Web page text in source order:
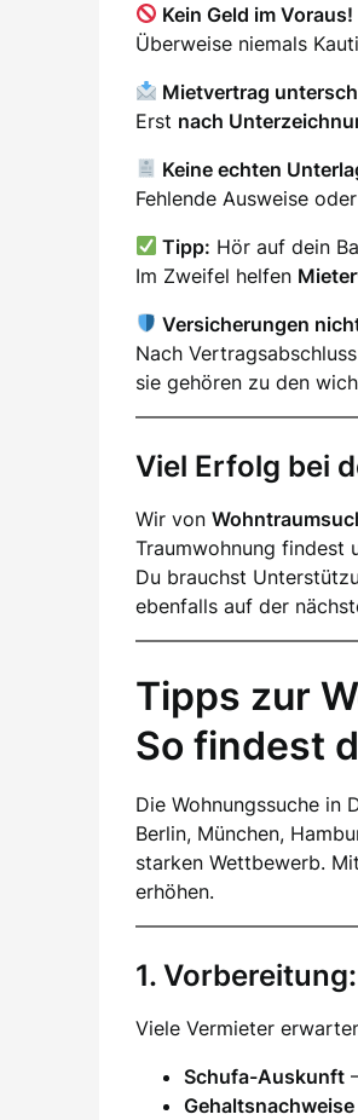
Kein Geld im Voraus!
Überweise niemals
Mietvertrag
Erst nach
Keine echten
Fehlende Ausweise
Tipp: Hör auf dein
Im Zweifel helfen
Versicherungen
Nach
sie gehören zu den
Viel Erfolg bei
Wir von
Traumwohnung findest
Du brauchst
ebenfalls auf der
Tipps zur
So findest
Die Wohnungssuche in
Berlin, München,
starken Wettbewerb.
erhöhen.
1.
Viele Vermieter
Schufa-Auskunft
Gehaltsnachweise